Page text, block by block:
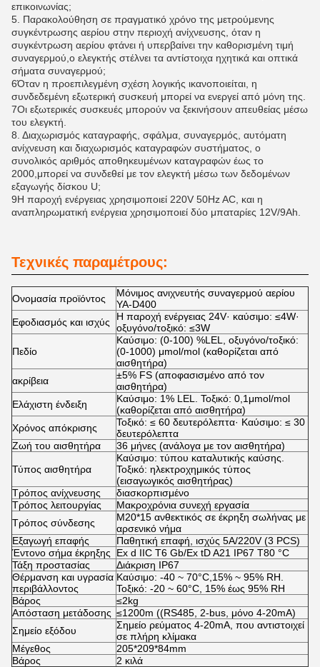
επικοινωνίας;
5. Παρακολούθηση σε πραγματικό χρόνο της μετρούμενης
συγκέντρωσης αερίου στην περιοχή ανίχνευσης, όταν η
συγκέντρωση αερίου φτάνει ή υπερβαίνει την καθορισμένη τιμή
συναγερμού,ο ελεγκτής στέλνει τα αντίστοιχα ηχητικά και οπτικά
σήματα συναγερμού;
6Όταν η προεπιλεγμένη σχέση λογικής ικανοποιείται, η
συνδεδεμένη εξωτερική συσκευή μπορεί να ενεργεί από μόνη της.
7Οι εξωτερικές συσκευές μπορούν να ξεκινήσουν απευθείας μέσω
του ελεγκτή.
8. Διαχωρισμός καταγραφής, σφάλμα, συναγερμός, αυτόματη
ανίχνευση και διαχωρισμός καταγραφών συστήματος, ο
συνολικός αριθμός αποθηκευμένων καταγραφών έως το
2000,μπορεί να συνδεθεί με τον ελεγκτή μέσω των δεδομένων
εξαγωγής δίσκου U;
9Η παροχή ενέργειας χρησιμοποιεί 220V 50Hz AC, και η
αναπληρωματική ενέργεια χρησιμοποιεί δύο μπαταρίες 12V/9Ah.
Τεχνικές παραμέτρους:
Ονομασία προϊόντος
Μόνιμος ανιχνευτής συναγερμού αερίου
YA-D400
Εφοδιασμός και ισχύς
Η παροχή ενέργειας 24V· καύσιμο: ≤4W·
οξυγόνο/τοξικό: ≤3W
Πεδίο
Καύσιμο: (0-100) %LEL, οξυγόνο/τοξικό:
(0-1000) μmol/mol (καθορίζεται από
αισθητήρα)
ακρίβεια
±5% FS (αποφασισμένο από τον
αισθητήρα)
Ελάχιστη ένδειξη
Καύσιμο: 1% LEL. Τοξικό: 0,1μmol/mol
(καθορίζεται από αισθητήρα)
Χρόνος απόκρισης
Τοξικό: ≤ 60 δευτερόλεπτα· Καύσιμο: ≤ 30
δευτερόλεπτα
Ζωή του αισθητήρα
36 μήνες (ανάλογα με τον αισθητήρα)
Τύπος αισθητήρα
Καύσιμο: τύπου καταλυτικής καύσης.
Τοξικό: ηλεκτροχημικός τύπος
(εισαγωγικός αισθητήρας)
Τρόπος ανίχνευσης
διασκορπισμένο
Τρόπος λειτουργίας
Μακροχρόνια συνεχή εργασία
Τρόπος σύνδεσης
M20*15 ανθεκτικός σε έκρηξη σωλήνας με
αρσενικό νήμα
Εξαγωγή επαφής
Παθητική επαφή, ισχύς 5A/220V (3 PCS)
Έντονο σήμα έκρηξης
Ex d IIC T6 Gb/Ex tD A21 IP67 T80 °C
Τάξη προστασίας
Διάκριση IP67
Θέρμανση και υγρασία
περιβάλλοντος
Καύσιμο: -40 ~ 70°C,15% ~ 95% RH.
Τοξικό: -20 ~ 60°C, 15% έως 95% RH
Βάρος
≤2kg
Απόσταση μετάδοσης ≤1200m ((RS485, 2-bus, μόνο 4-20mA)
Σημείο εξόδου
Σημείο ρεύματος 4-20mA, που αντιστοιχεί
σε πλήρη κλίμακα
Μέγεθος
205*209*84mm
Βάρος
2 κιλά